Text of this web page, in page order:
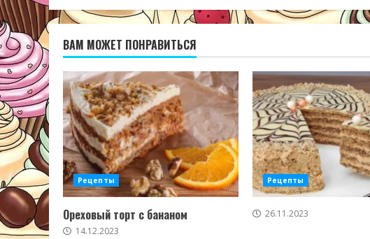
ВАМ МОЖЕТ ПОНРАВИТЬСЯ
Рецепты
Ореховый торт с бананом
14.12.2023
Рецепты
26.11.2023